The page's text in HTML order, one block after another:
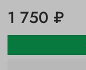
1 750 ₽